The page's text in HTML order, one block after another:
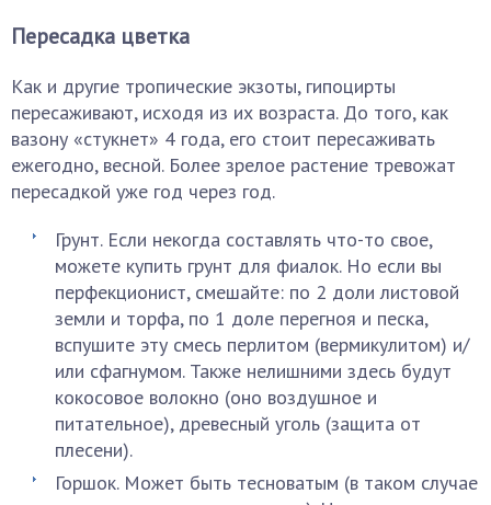
Пересадка цветка
Как и другие тропические экзоты, гипоцирты
пересаживают, исходя из их возраста. До того, как
вазону «стукнет» 4 года, его стоит пересаживать
ежегодно, весной. Более зрелое растение тревожат
пересадкой уже год через год.
Грунт. Если некогда составлять что-то свое,
можете купить грунт для фиалок. Но если вы
перфекционист, смешайте: по 2 доли листовой
земли и торфа, по 1 доле перегноя и песка,
вспушите эту смесь перлитом (вермикулитом) и/
или сфагнумом. Также нелишними здесь будут
кокосовое волокно (оно воздушное и
питательное), древесный уголь (защита от
плесени).
Горшок. Может быть тесноватым (в таком случае